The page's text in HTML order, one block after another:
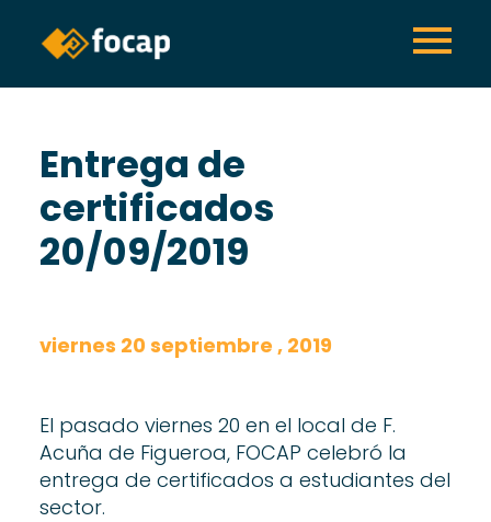
Entrega de
certificados
20/09/2019
viernes 20 septiembre , 2019
El pasado viernes 20 en el local de F.
Acuña de Figueroa, FOCAP celebró la
entrega de certificados a estudiantes del
sector.